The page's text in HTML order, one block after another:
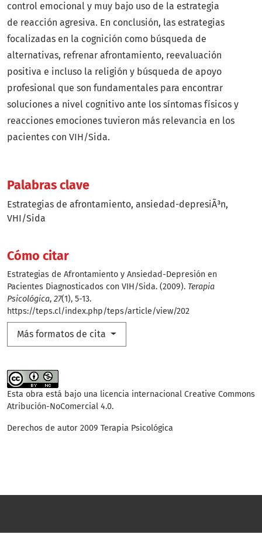
Palabras clave
Estrategias de afrontamiento ansiedad-depresiÃ³n
VHI/Sida
Cómo citar
Estrategias de Afrontamiento y Ansiedad-Depresión en
Pacientes Diagnosticados con VIH/Sida. (2009). Terapia
Psicológica, 27(1), 5-13.
https://teps.cl/index.php/teps/article/view/202
Más formatos de cita
control emocional y muy bajo uso de la estrategia
de reacción agresiva. En conclusión, las estrategias
focalizadas en la cognición como búsqueda de
alternativas, refrenar afrontamiento, reevaluación
positiva e incluso la religión y búsqueda de apoyo
profesional que son fundamentales para encontrar
soluciones a nivel cognitivo ante los síntomas físicos y
reacciones emociones tuvieron más relevancia en los
pacientes con VIH/Sida.
Esta obra está bajo una licencia internacional Creative Commons
Atribución-NoComercial 4.0.
Derechos de autor 2009 Terapia Psicológica